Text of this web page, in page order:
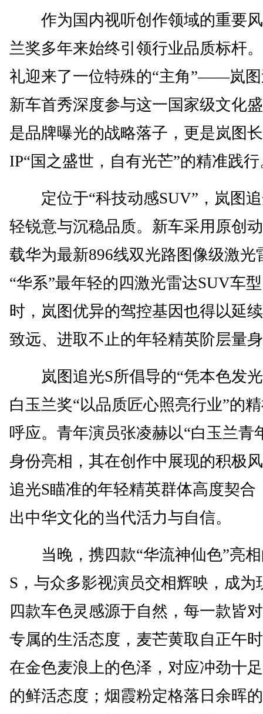
作为国内视听创作领域的重要风
兰奖多年来始终引领行业品质标杆
礼迎来了一位特殊的“主角”——岚图
新车首秀深度参与这一国家级文化
是品牌曝光的战略落子，更是岚图
IP“国之盛世，自有光芒”的精准践
定位于“科技动感SUV”，岚图追
轻锐意与沉稳品质。新车采用原创
载华为最新896线双光路图像级激光
“华系”最年轻的四激光雷达SUV车
时，岚图优异的驾控基因也得以延
致远、进取不止的年轻精英阶层量
岚图追光S所倡导的“凭本色发光
白玉兰奖“以品质匠心照亮行业”的
呼应。青年演员张凌赫以“白玉兰青
身份亮相，其在创作中展现的积极
追光S瞄准的年轻精英群体高度契合
出中华文化的当代活力与自信。
当晚，携四款“华流神仙色”亮相
S，与众多影视演员交相辉映，成为
四款车色灵感源于自然，每一款皆
专属的生活态度，麦芒黄取自正午
在金色麦浪上的色泽，对应冲劲十
的鲜活态度；烟霞粉定格落日余晖